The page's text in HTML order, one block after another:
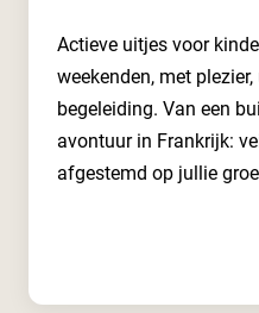
Actieve uitjes voor
weekenden, met
begeleiding. Van een
avontuur in Frankrijk:
afgestemd op jullie